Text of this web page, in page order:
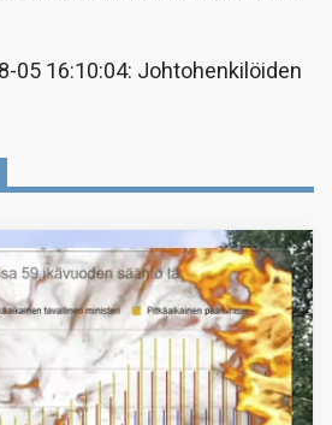
05 16:10:04: Johtohenkilöiden